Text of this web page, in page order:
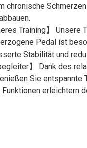
chronische
Training】
Pedal ist
Stabilität und
】 Dank des
Sie entspannte
erleichtern